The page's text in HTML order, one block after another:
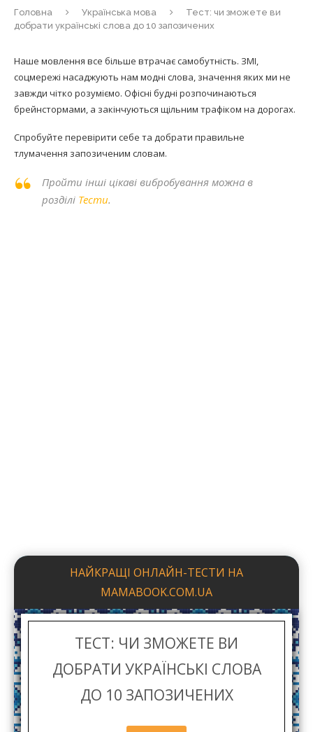
Головна Українська мова
Тест: чи зможете ви
добрати українські слова до 10 запозичених
Наше мовлення все більше втрачає самобутність. ЗМІ,
соцмережі насаджують нам модні слова, значення яких ми не
завжди чітко розуміємо. Офісні будні розпочинаються
брейнстормами, а закінчуються щільним трафіком на дорогах.
Спробуйте перевірити себе та добрати правильне
тлумачення запозиченим словам.
Пройти інші цікаві вибробування можна в
розділі Тести.
ТЕСТ: ЧИ ЗМОЖЕТЕ ВИ
ДОБРАТИ УКРАЇНСЬКІ СЛОВА
ДО 10 ЗАПОЗИЧЕНИХ